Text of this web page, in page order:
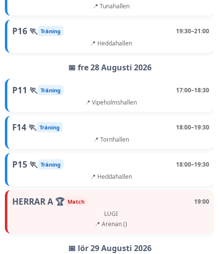
📍 Tunahallen
P16 🏃 Träning
19:30–21:00
📍 Heddahallen
📅 fre 28 Augusti 2026
P11 🏃 Träning
17:00–18:30
📍 Vipeholmshallen
F14 🏃 Träning
18:00–19:30
📍 Tornhallen
P15 🏃 Träning
18:00–19:30
📍 Heddahallen
HERRAR A 🏆 Match
19:00
LUGI
📍 Arenan ()
📅 lör 29 Augusti 2026